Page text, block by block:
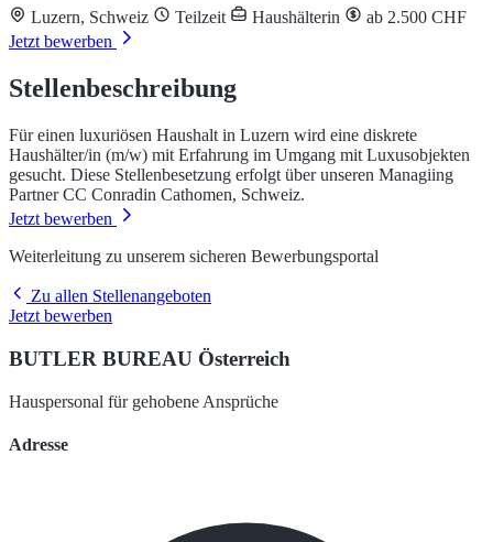
Luzern, Schweiz Teilzeit Haushälterin
ab 2.500 CHF
Jetzt bewerben
Stellenbeschreibung
Für einen luxuriösen Haushalt in Luzern wird eine diskrete
Haushälter/in (m/w) mit Erfahrung im Umgang mit Luxusobjekten
gesucht. Diese Stellenbesetzung erfolgt über unseren Managiing
Partner CC Conradin Cathomen, Schweiz.
Jetzt bewerben
Weiterleitung zu unserem sicheren Bewerbungsportal
Zu allen Stellenangeboten
Jetzt bewerben
BUTLER BUREAU Österreich
Hauspersonal für gehobene Ansprüche
Adresse